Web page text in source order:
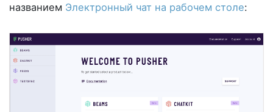
названием Электронный чат на рабочем столе: